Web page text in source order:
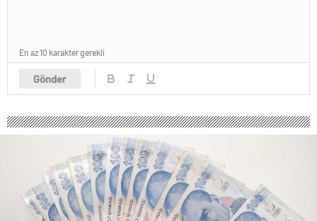
Gönder
En az 10 karakter gerekli